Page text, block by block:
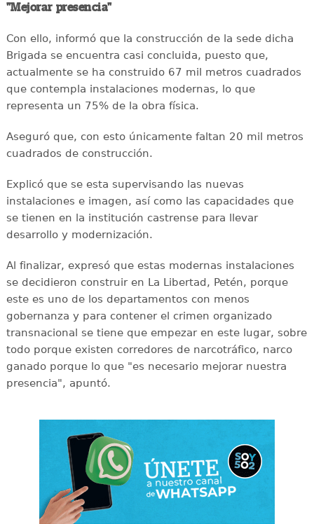
"Mejorar presencia"
Con ello, informó que la construcción de la sede dicha
Brigada se encuentra casi concluida, puesto que,
actualmente se ha construido 67 mil metros cuadrados
que contempla instalaciones modernas, lo que
representa un 75% de la obra física.
Aseguró que, con esto únicamente faltan 20 mil metros
cuadrados de construcción.
Explicó que se esta supervisando las nuevas
instalaciones e imagen, así como las capacidades que
se tienen en la institución castrense para llevar
desarrollo y modernización.
Al finalizar, expresó que estas modernas instalaciones
se decidieron construir en La Libertad, Petén, porque
este es uno de los departamentos con menos
gobernanza y para contener el crimen organizado
transnacional se tiene que empezar en este lugar, sobre
todo porque existen corredores de narcotráfico, narco
ganado porque lo que "es necesario mejorar nuestra
presencia", apuntó.